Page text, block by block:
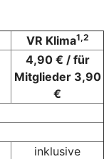
VR Klima1,2
4,90 € / für
Mitglieder 3,90
€
inklusive